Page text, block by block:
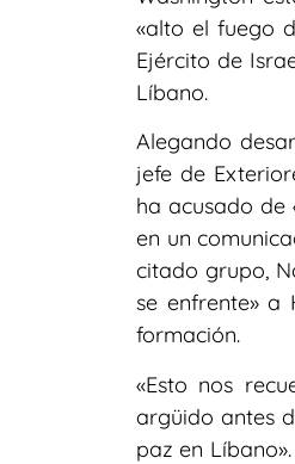
«alto el fuego
Ejército de
Líbano.
Alegando
jefe de
ha acusado de
en un
citado grupo,
se enfrente» a
formación.
«Esto nos
argüido antes
paz en